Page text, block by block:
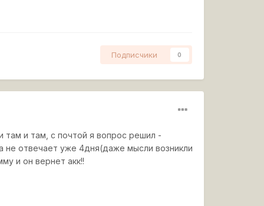
Подписчики 0
там и там, с почтой я вопрос решил -
не отвечает уже 4дня(даже мысли возникли
и он вернет акк!!